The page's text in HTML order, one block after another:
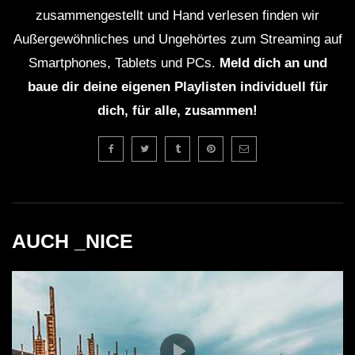
Quellen
Kaskade – Wikipedia
Electric Daisy Carnival – Wikipedia
(Beachten Sie, dass die Links zu den Fotos und
persönlichen Profilen Beispiel-URLs sind und
möglicherweise nicht existieren. Bitte ersetzen Sie
diese durch echte Links.)
zusammengestellt und Hand verlesen finden wir
Außergewöhnliches und Ungehörtes zum Streaming auf
Smartphones, Tablets und PCs. Meld dich an und
baue dir deine eigenen Playlisten individuell für
dich, für alle, zusammen!
AUCH _NICE